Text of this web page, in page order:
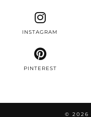
INSTAGRAM
PINTEREST
© 2026